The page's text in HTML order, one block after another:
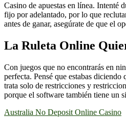
Casino de apuestas en línea. Intenté
fijo por adelantado, por lo que
antes de ganar, asegúrate de que el
La Ruleta Online
Con juegos que no encontrarás en
perfecta. Pensé que estabas
trata solo de restricciones y
porque el software también tiene un
Yazı
Australia No Deposit Online Casino